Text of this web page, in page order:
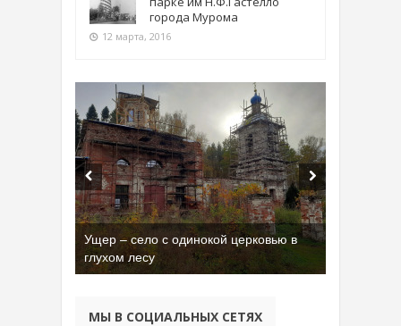
города Мурома
12 марта, 2016
Ущер – село с одинокой церковью в
глухом лесу
МЫ В СОЦИАЛЬНЫХ СЕТЯХ